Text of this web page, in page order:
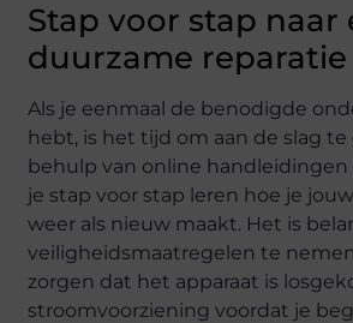
Stap voor stap naar
duurzame reparatie
Als je eenmaal de benodigde
hebt, is het tijd om aan de slag te
behulp van online handleidingen
je stap voor stap leren hoe je
weer als nieuw maakt. Het is
veiligheidsmaatregelen te
zorgen dat het apparaat is
stroomvoorziening voordat je